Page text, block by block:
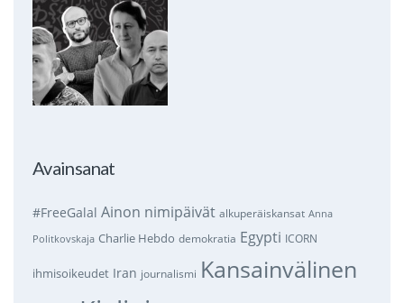
Avainsanat
#FreeGalal Ainon nimipäivät alkuperäiskansat Anna
Politkovskaja Charlie Hebdo demokratia Egypti ICORN
ihmisoikeudet Iran journalismi Kansainvälinen